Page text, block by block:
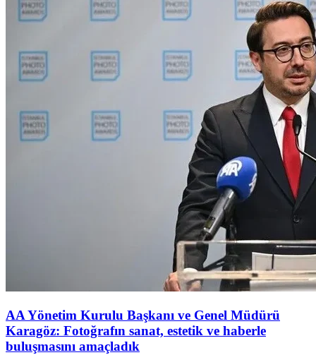
AA Yönetim Kurulu Başkanı ve Genel Müdürü
Karagöz: Fotoğrafın sanat, estetik ve haberle
buluşmasını amaçladık